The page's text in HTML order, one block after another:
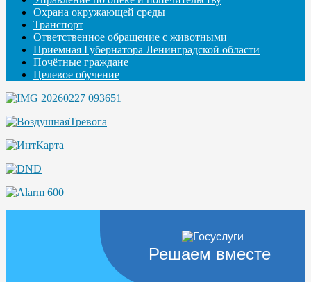
Охрана окружающей среды
Транспорт
Ответственное обращение с животными
Приемная Губернатора Ленинградской области
Почётные граждане
Целевое обучение
Решаем вместе